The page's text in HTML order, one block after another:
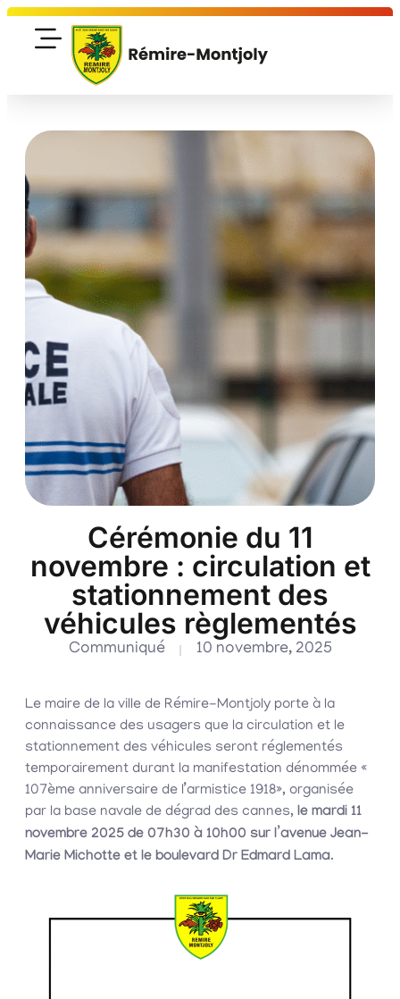
Cérémonie du 11
novembre : circulation et
stationnement des
véhicules règlementés
Communiqué 10 novembre, 2025
Le maire de la ville de Rémire-Montjoly porte à la
connaissance des usagers que la circulation et le
stationnement des véhicules seront réglementés
temporairement durant la manifestation dénommée «
107ème anniversaire de l’armistice 1918», organisée
par la base navale de dégrad des cannes, le mardi 11
novembre 2025 de 07h30 à 10h00 sur l’avenue Jean-
Marie Michotte et le boulevard Dr Edmard Lama.